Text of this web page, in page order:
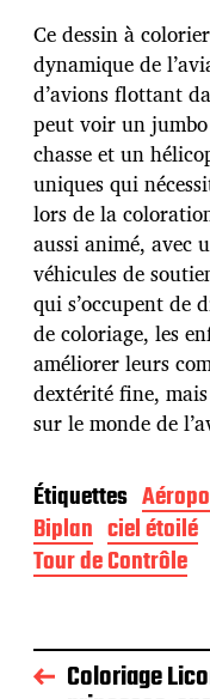
e
d
e
p
u
b
l
i
c
a
t
i
o
n
Ce dessin à
dynamique de
d’avions flottant
peut voir un
chasse et un
uniques qui
lors de la
aussi animé, avec
véhicules de
qui s’occupent de
de coloriage, les
améliorer leurs
dextérité fine,
sur le monde de
Étiquettes
Biplan ciel étoilé
Tour de Contrôle
Coloriage